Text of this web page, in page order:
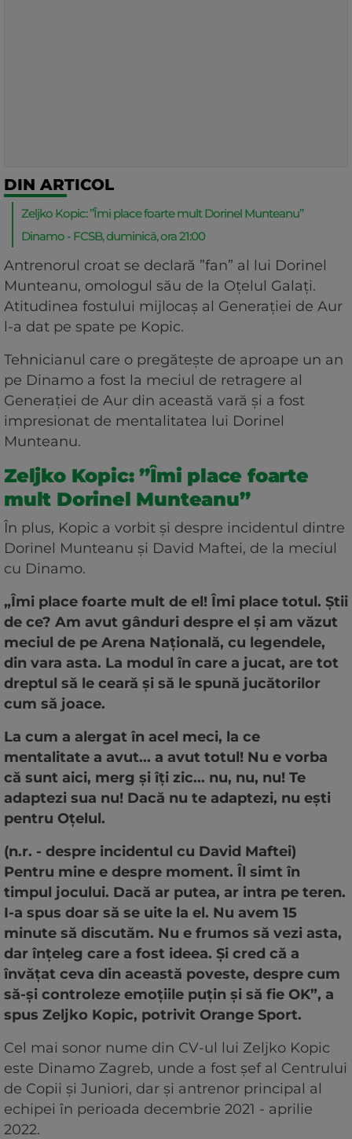
DIN ARTICOL
Zeljko Kopic: ”Îmi place foarte mult Dorinel Munteanu”
Dinamo - FCSB, duminică, ora 21:00
Antrenorul croat se declară ”fan” al lui Dorinel
Munteanu, omologul său de la Oțelul Galați.
Atitudinea fostului mijlocaș al Generației de Aur
l-a dat pe spate pe Kopic.
Tehnicianul care o pregătește de aproape un an
pe Dinamo a fost la meciul de retragere al
Generației de Aur din această vară și a fost
impresionat de mentalitatea lui Dorinel
Munteanu.
Zeljko Kopic: ”Îmi place foarte
mult Dorinel Munteanu”
În plus, Kopic a vorbit și despre incidentul dintre
Dorinel Munteanu și David Maftei, de la meciul
cu Dinamo.
„Îmi place foarte mult de el! Îmi place totul. Știi
de ce? Am avut gânduri despre el și am văzut
meciul de pe Arena Națională, cu legendele,
din vara asta. La modul în care a jucat, are tot
dreptul să le ceară și să le spună jucătorilor
cum să joace.
La cum a alergat în acel meci, la ce
mentalitate a avut... a avut totul! Nu e vorba
că sunt aici, merg și îți zic... nu, nu, nu! Te
adaptezi sua nu! Dacă nu te adaptezi, nu ești
pentru Oțelul.
(n.r. - despre incidentul cu David Maftei)
Pentru mine e despre moment. Îl simt în
timpul jocului. Dacă ar putea, ar intra pe teren.
I-a spus doar să se uite la el. Nu avem 15
minute să discutăm. Nu e frumos să vezi asta,
dar înțeleg care a fost ideea. Și cred că a
învățat ceva din această poveste, despre cum
să-și controleze emoțiile puțin și să fie OK”, a
spus Zeljko Kopic, potrivit Orange Sport.
Cel mai sonor nume din CV-ul lui Zeljko Kopic
este Dinamo Zagreb, unde a fost șef al Centrului
de Copii și Juniori, dar și antrenor principal al
echipei în perioada decembrie 2021 - aprilie
2022.